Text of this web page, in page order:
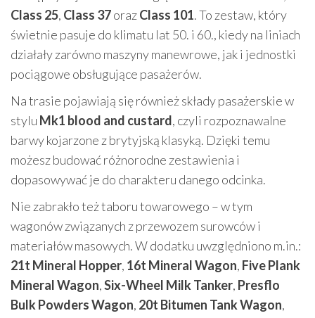
Class 25, Class 37orazClass 101. To zestaw, który
świetnie pasuje do klimatu lat 50. i 60., kiedy na liniach
działały zarówno maszyny manewrowe, jak i jednostki
pociągowe obsługujące pasażerów.
Na trasie pojawiają się również składy pasażerskie w
stylu Mk1 blood and custard, czyli rozpoznawalne
barwy kojarzone z brytyjską klasyką. Dzięki temu
możesz budować różnorodne zestawienia i
dopasowywać je do charakteru danego odcinka.
Nie zabrakło też taboru towarowego – w tym
wagonów związanych z przewozem surowców i
materiałów masowych. W dodatku uwzględniono m.in.:
21t Mineral Hopper, 16t Mineral Wagon, Five Plank
Mineral Wagon,Six-Wheel Milk Tanker, Presflo
Bulk Powders Wagon, 20t Bitumen Tank Wagon,